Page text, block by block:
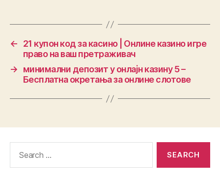
←
21 купон код за касино | Онлине казино игре
право на ваш претраживач
→
минимални депозит у онлајн казину 5 –
Бесплатна окретања за онлине слотове